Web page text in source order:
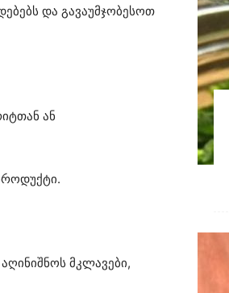
და გავაუმჯობესოთ
ან
მკლავები,